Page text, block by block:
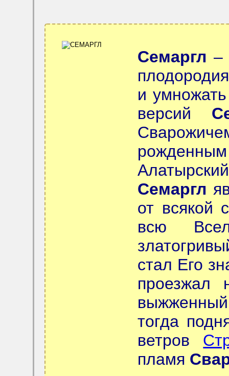
Семаргл –
и
версий
Семаргл
от всякой
всю
стал Его
проезжал
тогда
ветров
пламя